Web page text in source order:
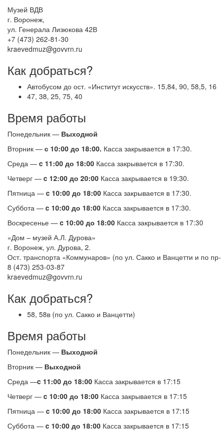
Музей ВДВ
г. Воронеж,
ул. Генерала Лизюкова 42В
+7 (473) 262-81-30
kraevedmuz@govvrn.ru
Как добраться?
Автобусом до ост. «Институт искусств». 15,84, 90, 58,5, 16
47, 38, 25, 75, 40
Время работы
Понедельник — Выходной
Вторник — с 10:00 до 18:00. Касса закрывается в 17:30.
Среда — c 11:00 до 18:00 Касса закрывается в 17:30.
Четверг — c 12:00 до 20:00 Касса закрывается в 19:30.
Пятница — c 10:00 до 18:00 Касса закрывается в 17:30.
Суббота — c 10:00 до 18:00 Касса закрывается в 17:30.
Воскресенье — c 10:00 до 18:00 Касса закрывается в 17:30
«Дом – музей А.Л. Дурова»
г. Воронеж, ул. Дурова, 2.
Ост. транспорта «Коммунаров» (по ул. Сакко и Ванцетти и по
8 (473) 253-03-87
kraevedmuz@govvrn.ru
Как добраться?
58, 58в (по ул. Сакко и Ванцетти)
Время работы
Понедельник — Выходной
Вторник — Выходной
Среда —c 11:00 до 18:00 Касса закрывается в 17:15
Четверг — c 10:00 до 18:00 Касса закрывается в 17:15
Пятница — c 10:00 до 18:00 Касса закрывается в 17:15
Суббота — c 10:00 до 18:00 Касса закрывается в 17:15